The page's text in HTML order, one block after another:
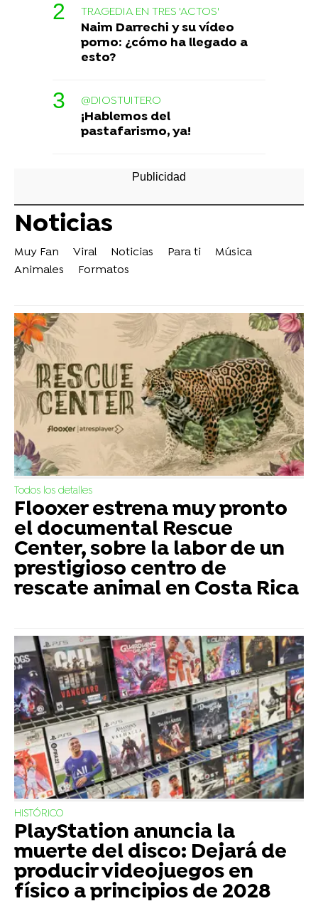
TRAGEDIA EN TRES 'ACTOS'
Naim Darrechi y su vídeo
porno: ¿cómo ha llegado a
esto?
@DIOSTUITERO
¡Hablemos del
pastafarismo, ya!
Noticias
Muy Fan Viral Noticias Para ti
Música
Animales
Formatos
Todos los detalles
Flooxer estrena muy pronto
el documental Rescue
Center, sobre la labor de un
prestigioso centro de
rescate animal en Costa Rica
HISTÓRICO
PlayStation anuncia la
muerte del disco: Dejará de
producir videojuegos en
físico a principios de 2028